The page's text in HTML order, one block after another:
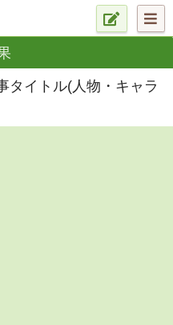
タイトル(人物・キャラ